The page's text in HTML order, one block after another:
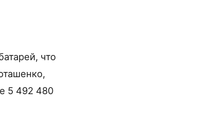
что
5 492 480